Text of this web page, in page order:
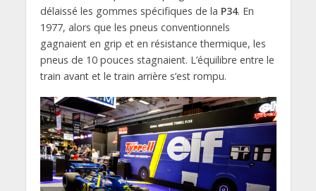
délaissé les gommes spécifiques de la P34. En
1977, alors que les pneus conventionnels
gagnaient en grip et en résistance thermique, les
pneus de 10 pouces stagnaient. L’équilibre entre le
train avant et le train arrière s’est rompu.